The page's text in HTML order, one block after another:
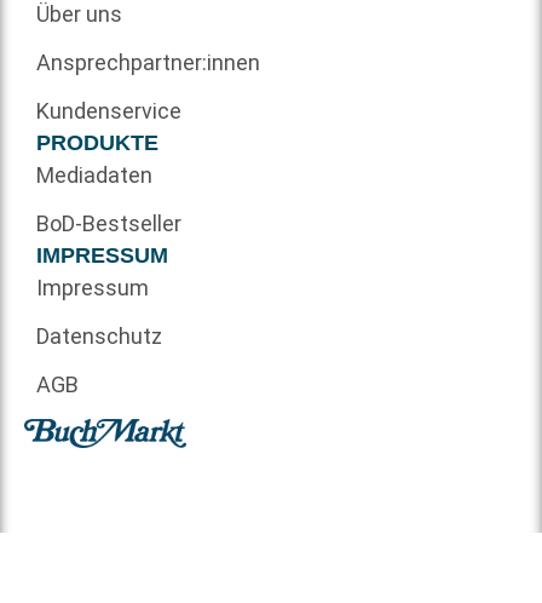
Über uns
Ansprechpartner:innen
Kundenservice
PRODUKTE
Mediadaten
BoD-Bestseller
IMPRESSUM
Impressum
Datenschutz
AGB